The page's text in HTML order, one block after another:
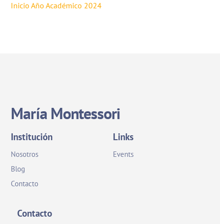
Inicio Año Académico 2024
María Montessori
Institución
Nosotros
Blog
Contacto
Links
Events
Contacto